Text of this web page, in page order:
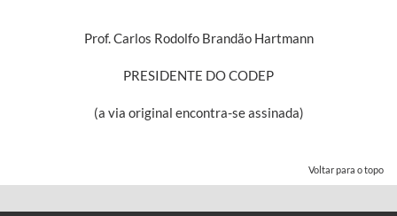
Prof. Carlos Rodolfo Brandão Hartmann
PRESIDENTE DO CODEP
(a via original encontra-se assinada)
Voltar para o topo